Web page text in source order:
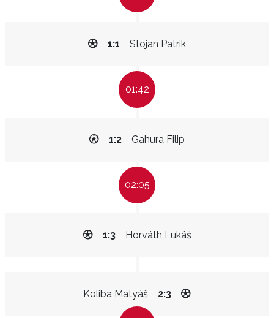
Stojan Patrik
1:1
01:42
Gahura Filip
1:2
02:05
Horváth Lukáš
1:3
Koliba Matyáš 2:3